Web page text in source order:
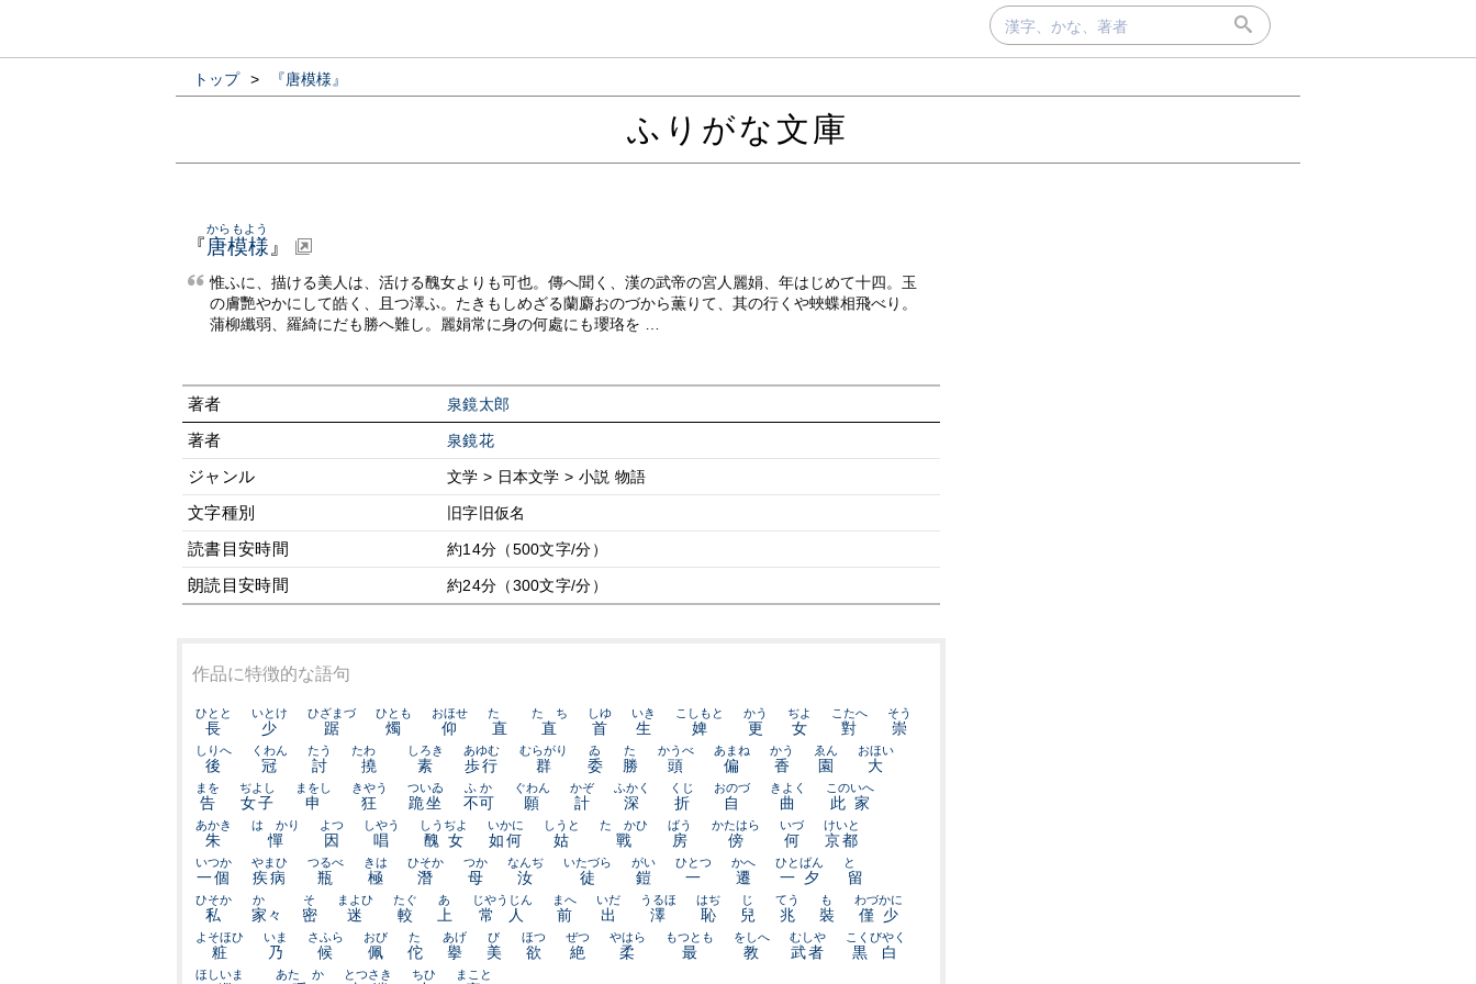
トップ > 『唐模様』
ふりがな文庫
『唐模様
からもよう
』
惟ふに、描ける美人は、活ける醜女よりも可也。傳へ聞く、漢の武帝の宮人麗娟、年はじめて十四。玉
の膚艷やかにして皓く、且つ澤ふ。たきもしめざる蘭麝おのづから薫りて、其の行くや蛺蝶相飛べり。
蒲柳纖弱、羅綺にだも勝へ難し。麗娟常に身の何處にも瓔珞を …
著者 泉鏡太郎
著者 泉鏡花
ジャンル 文学 > 日本文学 > 小説 物語
文字種別 旧字旧仮名
読書目安時間 約14分（500文字/分）
朗読目安時間 約24分（300文字/分）
作品に特徴的な語句
長
ひとと
少
いとけ
踞
ひざまづ
燭
ひとも
仰
おほせ
直
たゞ
直
たゞち
首
しゆ
生
いき
婢
こしもと
更
かう
女
ぢよ
對
こたへ
崇
そう
後
しりへ
冠
くわん
討
たう
撓
たわゝ
素
しろき
歩行
あゆむ
群
むらがり
委
ゐ
勝
た
頭
かうべ
偏
あまね
香
かう
園
ゑん
大
おほい
告
まを
女子
ぢよし
申
まをし
狂
きやう
跪坐
ついゐ
不可
ふか
願
ぐわん
計
かぞ
深
ふかく
折
くじ
自
おのづ
曲
きよく
此家
このいへ
朱
あかき
憚
はゞかり
因
よつ
唱
しやう
醜女
しうぢよ
如何
いかに
姑
しうと
戰
たゝかひ
房
ばう
傍
かたはら
何
いづ
京都
けいと
一個
いつか
疾病
やまひ
瓶
つるべ
極
きは
潛
ひそか
母
つか
汝
なんぢ
徒
いたづら
鎧
がい
一
ひとつ
遷
かへ
一夕
ひとばん
留
とゞ
私
ひそか
家々
かゝ
密
そ
迷
まよひ
較
たぐ
上
あ
常人
じやうじん
前
まへ
出
いだ
澤
うるほ
恥
はぢ
兒
じ
兆
てう
裝
も
僅少
わづかに
粧
よそほひ
乃
いま
候
さふら
佩
おび
佗
た
擧
あげ
美
び
欲
ほつ
絶
ぜつ
柔
やはら
最
もつとも
教
をしへ
武者
むしや
黒白
こくびやく
ほしいまゝ あたゝか とつさき ちひ まこと